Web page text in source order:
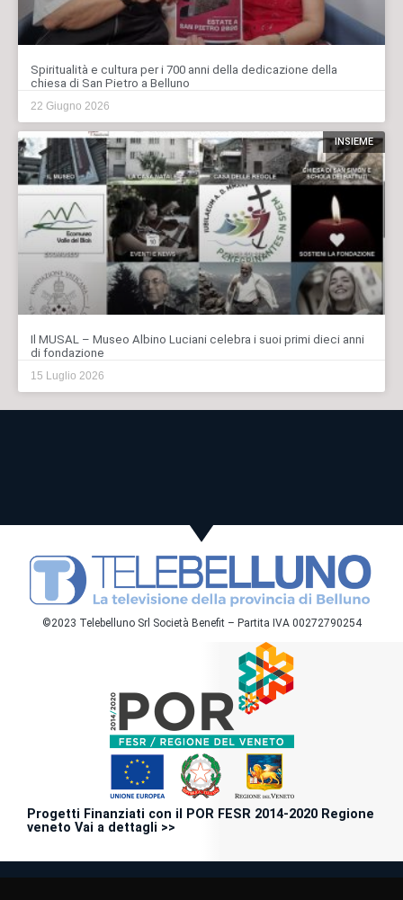
Spiritualità e cultura per i 700 anni della dedicazione della
chiesa di San Pietro a Belluno
22 Giugno 2026
INSIEME
Il MUSAL – Museo Albino Luciani celebra i suoi primi dieci anni
di fondazione
15 Luglio 2026
©2023 Telebelluno Srl Società Benefit – Partita IVA 00272790254
Progetti Finanziati con il POR FESR 2014-2020 Regione
veneto Vai a dettagli >>